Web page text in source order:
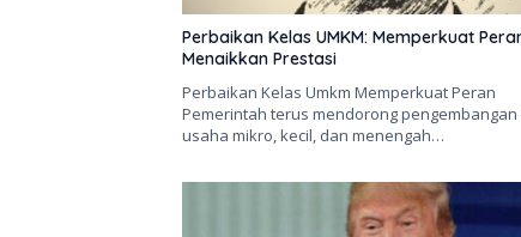
Perbaikan Kelas UMKM: Memperkuat
Menaikkan Prestasi
Perbaikan Kelas Umkm Memperkuat Peran
Pemerintah terus mendorong
usaha mikro, kecil, dan menengah…